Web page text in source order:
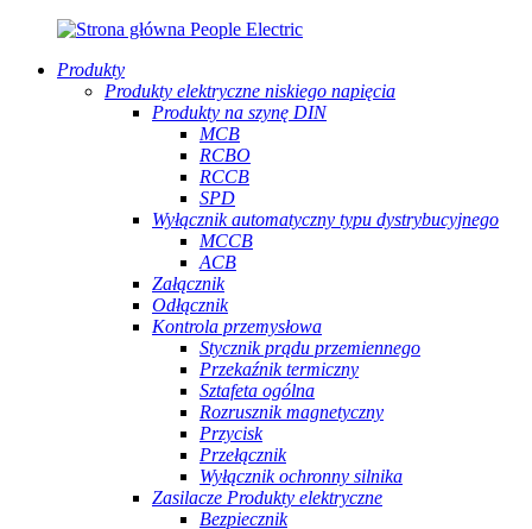
Produkty
Produkty elektryczne niskiego napięcia
Produkty na szynę DIN
MCB
RCBO
RCCB
SPD
Wyłącznik automatyczny typu dystrybucyjnego
MCCB
ACB
Załącznik
Odłącznik
Kontrola przemysłowa
Stycznik prądu przemiennego
Przekaźnik termiczny
Sztafeta ogólna
Rozrusznik magnetyczny
Przycisk
Przełącznik
Wyłącznik ochronny silnika
Zasilacze Produkty elektryczne
Bezpiecznik